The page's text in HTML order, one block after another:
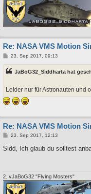
Re: NASA VMS Motion
B
t
g
23. Sep 2017, 09:13
JaBoG32_Siddharta hat
Leider nur für Astronauten und
Re: NASA VMS Motion
B
i
t
23. Sep 2017, 12:13
Sidd, Ich glaub du solltest
2. vJaBoG32 "Flying Mosters"